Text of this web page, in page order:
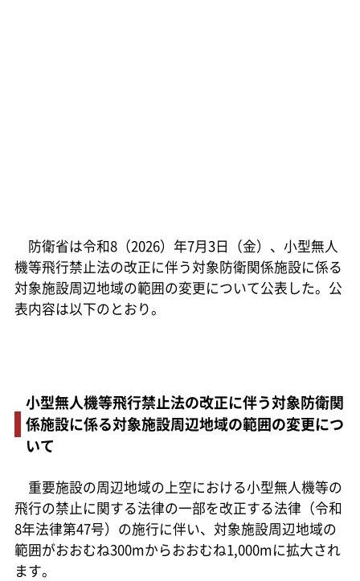
防衛省は令和8（2026）年7月3日（金）、小型無人
機等飛行禁止法の改正に伴う対象防衛関係施設に係る
対象施設周辺地域の範囲の変更について公表した。公
表内容は以下のとおり。
小型無人機等飛行禁止法の改正に伴う対象防衛関
係施設に係る対象施設周辺地域の範囲の変更につ
いて
重要施設の周辺地域の上空における小型無人機等の
飛行の禁止に関する法律の一部を改正する法律（令和
8年法律第47号）の施行に伴い、対象施設周辺地域の
範囲がおおむね300mからおおむね1,000mに拡大され
ます。